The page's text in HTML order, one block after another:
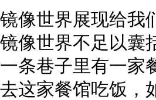
镜像世界展现给我
镜像世界不足以囊
一条巷子里有一家
去这家餐馆吃饭，